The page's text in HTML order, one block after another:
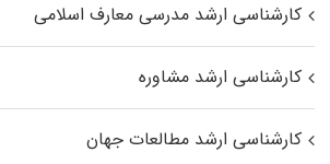
کارشناسی ارشد مدرسی معارف اسلامی
کارشناسی ارشد مشاوره
کارشناسی ارشد مطالعات جهان